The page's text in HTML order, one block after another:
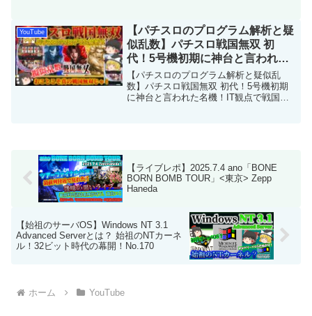
撃」につい...
YouTube
【パチスロのプログラム解析と疑
似乱数】パチスロ戦国無双 初
代！5号機初期に神台と言われた
名機！IT観点で戦国ラッシュの如
く解説！ No.164
【パチスロのプログラム解析と疑似乱
数】パチスロ戦国無双 初代！5号機初期
に神台と言われた名機！IT観点で戦国ラ
【ライブレポ】2025.7.4 ano「BONE
BORN BOMB TOUR」<東京> Zepp
Haneda
【始祖のサーバOS】Windows NT 3.1
Advanced Serverとは？ 始祖のNTカーネ
ル！32ビット時代の幕開！No.170
ホーム YouTube